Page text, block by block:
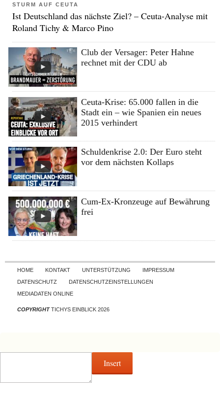
STURM AUF CEUTA
Ist Deutschland das nächste Ziel? – Ceuta-Analyse mit
Roland Tichy & Marco Pino
Club der Versager: Peter Hahne
rechnet mit der CDU ab
Ceuta-Krise: 65.000 fallen in die
Stadt ein – wie Spanien ein neues
2015 verhindert
Schuldenkrise 2.0: Der Euro steht
vor dem nächsten Kollaps
Cum-Ex-Kronzeuge auf Bewährung
frei
Skip to content
HOME KONTAKT UNTERSTÜTZUNG
IMPRESSUM
DATENSCHUTZ
DATENSCHUTZEINSTELLUNGEN
MEDIADATEN ONLINE
COPYRIGHTTICHYS EINBLICK 2026
Insert